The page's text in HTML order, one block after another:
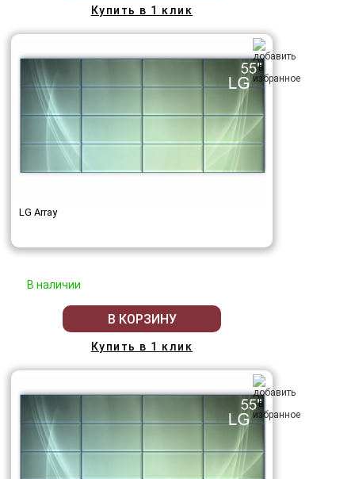
Купить в 1 клик
LG Array
В наличии
В КОРЗИНУ
Купить в 1 клик